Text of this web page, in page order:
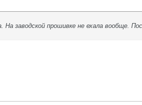
На заводской прошивке не ехала вообще.